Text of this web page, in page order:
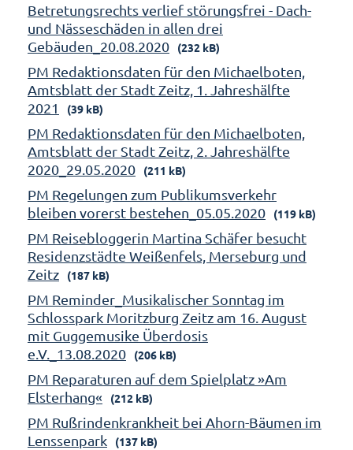
Betretungsrechts verlief störungsfrei - Dach-
und Nässeschäden in allen drei
Gebäuden_20.08.2020
(232 kB)
PM Redaktionsdaten für den Michaelboten,
Amtsblatt der Stadt Zeitz, 1. Jahreshälfte
2021
(39 kB)
PM Redaktionsdaten für den Michaelboten,
Amtsblatt der Stadt Zeitz, 2. Jahreshälfte
2020_29.05.2020
(211 kB)
PM Regelungen zum Publikumsverkehr
bleiben vorerst bestehen_05.05.2020
(119 kB)
PM Reisebloggerin Martina Schäfer besucht
Residenzstädte Weißenfels, Merseburg und
Zeitz
(187 kB)
PM Reminder_Musikalischer Sonntag im
Schlosspark Moritzburg Zeitz am 16. August
mit Guggemusike Überdosis
e.V._13.08.2020
(206 kB)
PM Reparaturen auf dem Spielplatz »Am
Elsterhang«
(212 kB)
PM Rußrindenkrankheit bei Ahorn-Bäumen im
Lenssenpark
(137 kB)